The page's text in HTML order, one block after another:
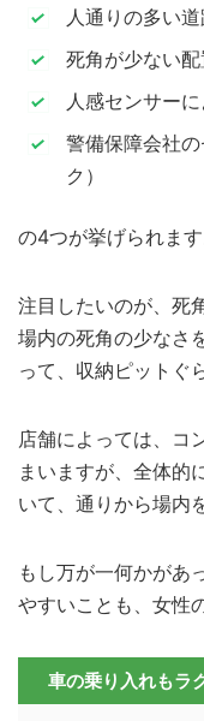
人通りの多い
死角が少ない配
人感センサー
警備保障会社
ク）
の4つが挙げられます
注目したいのが、死
場内の死角の少なさ
って、収納ピットぐ
店舗によっては、コ
まいますが、全体的
いて、通りから場内
もし万が一何かがあ
やすいことも、女性
車の乗り入れもラ